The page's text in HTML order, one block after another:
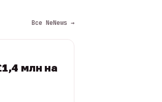
Все NeNews →
млн на